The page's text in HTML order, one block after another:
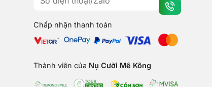
Chấp nhận thanh toán
Thành viên của Nụ Cười Mê Kông